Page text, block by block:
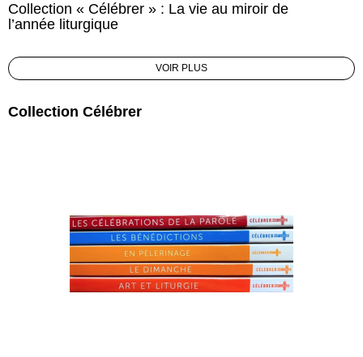
Collection « Célébrer » : La vie au miroir de
l’année liturgique
VOIR PLUS
Collection Célébrer